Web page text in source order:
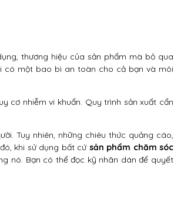
thương hiệu của sản phẩm mà bỏ qua
có một bao bì an toàn cho cả bạn và môi
cơ nhiễm vi khuẩn. Quy trình sản xuất cẩn
Tuy nhiên, những chiêu thức quảng cáo,
khi sử dụng bất cứ sản phẩm chăm sóc
nó. Bạn có thể đọc kỹ nhãn dán để quyết